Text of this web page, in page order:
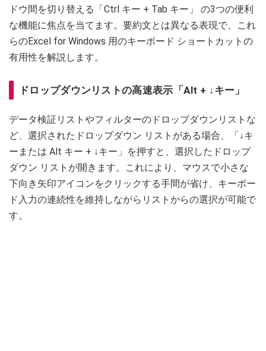
ドウ間を切り替える「Ctrl キー + Tab キー」 の3つの便利
な機能に焦点を当てます。要約文とは異なる表現で、これ
らのExcel for Windows 用のキーボード ショートカットの
有用性を解説します。
ドロップダウンリストの高速表示「Alt + ↓キー」
データ検証リストやフィルターのドロップダウンリストな
ど、選択されたドロップダウン リストがある場合、「↓キ
ーまたは Alt キー + ↓キー」を押すと、選択したドロップ
ダウン リストが開きます。これにより、マウスで小さな
下向き矢印アイコンをクリックする手間が省け、キーボー
ド入力の連続性を維持しながらリストからの選択が可能で
す。